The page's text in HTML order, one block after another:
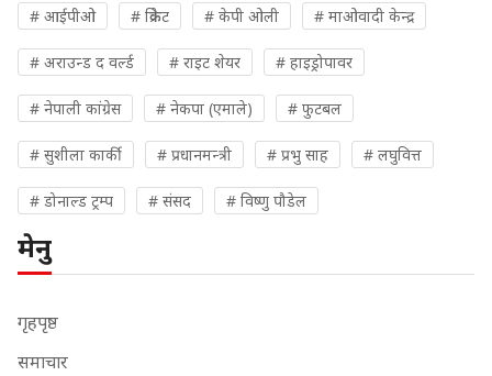
# आईपीओ # क्रिकेट # केपी ओली # माओवादी केन्द्र
# अराउन्ड द वर्ल्ड # राइट शेयर # हाइड्रोपावर
# नेपाली कांग्रेस # नेकपा (एमाले) # फुटबल
# सुशीला कार्की # प्रधानमन्त्री # प्रभु साह # लघुवित्त
# डोनाल्ड ट्रम्प # संसद # विष्णु पौडेल
मेनु
गृहपृष्ठ
समाचार